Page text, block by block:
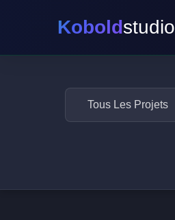
Koboldstudio
Tous Les Projets